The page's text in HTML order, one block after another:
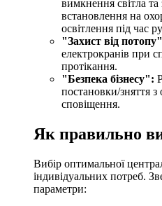
вимкнення світла та
встановлення на
освітлення під час
"Захист від
електрокранів при
протікання.
"Безпека бізнесу":
постановки/зняття
сповіщення.
Як правильно
Вибір оптимальної
індивідуальних потреб.
параметри: